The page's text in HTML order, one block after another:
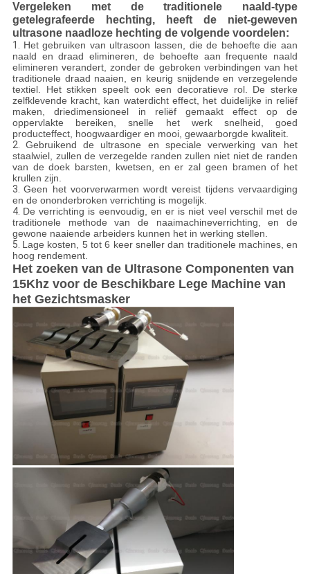
Vergeleken met de traditionele naald-type
getelegrafeerde hechting, heeft de niet-geweven
ultrasone naadloze hechting de volgende voordelen:
1. Het gebruiken van ultrasoon lassen, die de behoefte die aan
naald en draad elimineren, de behoefte aan frequente naald
elimineren verandert, zonder de gebroken verbindingen van het
traditionele draad naaien, en keurig snijdende en verzegelende
textiel. Het stikken speelt ook een decoratieve rol. De sterke
zelfklevende kracht, kan waterdicht effect, het duidelijke in reliëf
maken, driedimensioneel in reliëf gemaakt effect op de
oppervlakte bereiken, snelle het werk snelheid, goed
producteffect, hoogwaardiger en mooi, gewaarborgde kwaliteit.
2.Gebruikend de ultrasone en speciale verwerking van het
staalwiel, zullen de verzegelde randen zullen niet niet de randen
van de doek barsten, kwetsen, en er zal geen bramen of het
krullen zijn.
3.Geen het voorverwarmen wordt vereist tijdens vervaardiging
en de ononderbroken verrichting is mogelijk.
4. De verrichting is eenvoudig, en er is niet veel verschil met de
traditionele methode van de naaimachineverrichting, en de
gewone naaiende arbeiders kunnen het in werking stellen.
5. Lage kosten, 5 tot 6 keer sneller dan traditionele machines, en
hoog rendement.
Het zoeken van de Ultrasone Componenten van
15Khz voor de Beschikbare Lege Machine van
het Gezichtsmasker